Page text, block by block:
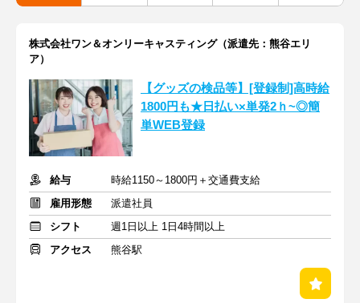
株式会社ワン＆オンリーキャスティング（派遣先：熊谷エリ
ア）
【グッズの検品等】[登録制]高時給
1800円も★日払い×単発2ｈ~◎簡
単WEB登録
給与
時給1150～1800円＋交通費支給
雇用形態
派遣社員
シフト
週1日以上 1日4時間以上
アクセス
熊谷駅